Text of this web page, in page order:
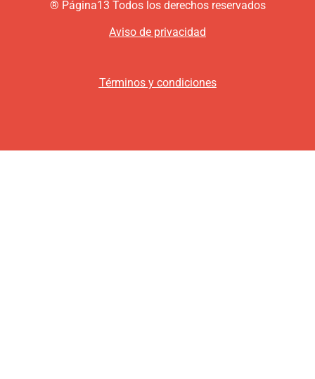
® Página13 Todos los derechos reservados
Aviso de privacidad
Términos y condiciones